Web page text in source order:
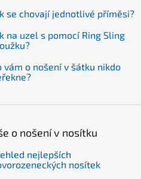
se chovají jednotlivé příměsi?
na uzel s pomocí Ring Sling
vám o nošení v šátku nikdo
o nošení v nosítku
nejlepších
nosítek